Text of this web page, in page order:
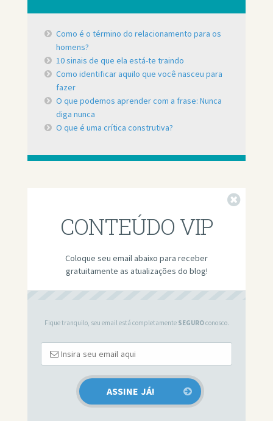
Como é o término do relacionamento para os
homens?
10 sinais de que ela está-te traindo
Como identificar aquilo que você nasceu para
fazer
O que podemos aprender com a frase: Nunca
diga nunca
O que é uma crítica construtiva?
CONTEÚDO VIP
Coloque seu email abaixo para receber
gratuitamente as atualizações do blog!
Fique tranquilo, seu email está completamente SEGUROconosco.